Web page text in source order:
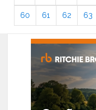
60 61 62 63